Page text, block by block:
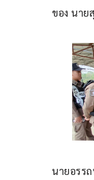
ของ นาย
นายอรร